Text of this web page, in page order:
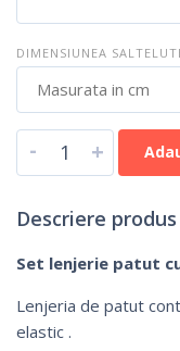
DIMENSIUNEA
- +
Descriere produs
Set lenjerie patut
Lenjeria de patut
elastic .